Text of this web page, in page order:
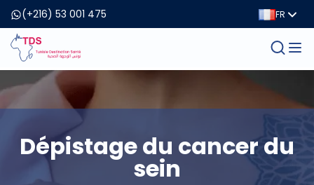
(+216) 53 001 475 FR
Dépistage du cancer du
sein